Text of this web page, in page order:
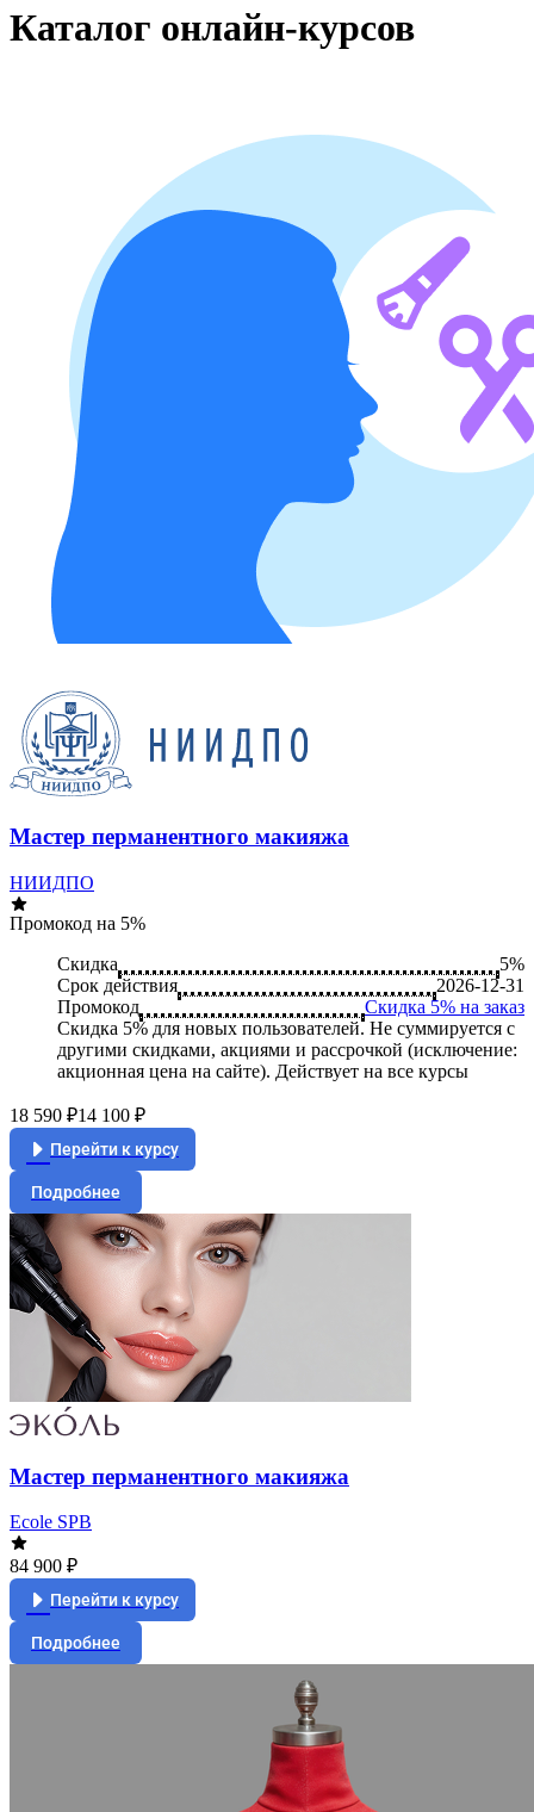
Каталог онлайн-курсов
Мастер перманентного макияжа
НИИДПО
Промокод на 5%
Скидка
5%
Срок действия
2026-12-31
Промокод
Скидка 5% на заказ
Скидка 5% для новых пользователей. Не суммируется c
другими скидками, акциями и рассрочкой (исключение:
акционная цена на сайте). Действует на все курсы
18 590 ₽14 100 ₽
Перейти к курсу
Подробнее
Мастер перманентного макияжа
Ecole SPB
84 900 ₽
Перейти к курсу
Подробнее